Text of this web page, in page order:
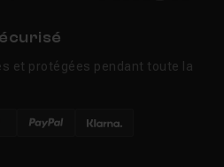
et protégées pendant toute la